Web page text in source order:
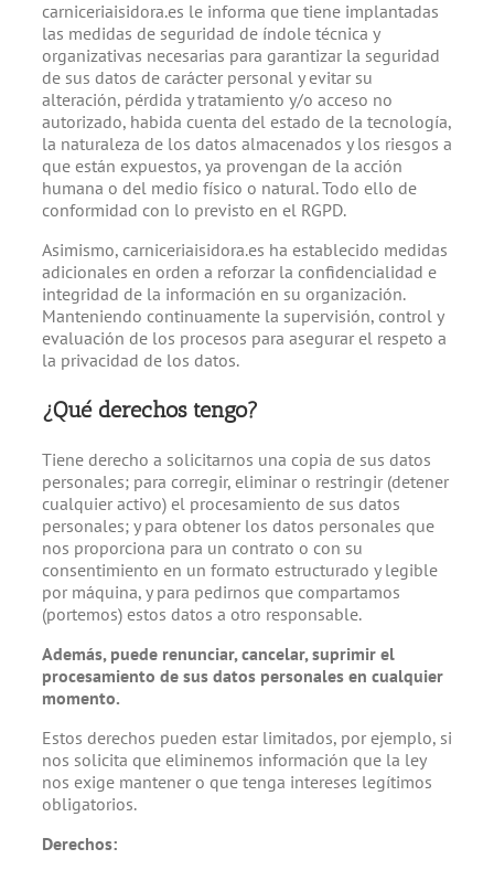
carniceriaisidora.es le informa que tiene implantadas
las medidas de seguridad de índole técnica y
organizativas necesarias para garantizar la seguridad
de sus datos de carácter personal y evitar su
alteración, pérdida y tratamiento y/o acceso no
autorizado, habida cuenta del estado de la tecnología,
la naturaleza de los datos almacenados y los riesgos a
que están expuestos, ya provengan de la acción
humana o del medio físico o natural. Todo ello de
conformidad con lo previsto en el RGPD.
Asimismo, carniceriaisidora.es ha establecido medidas
adicionales en orden a reforzar la confidencialidad e
integridad de la información en su organización.
Manteniendo continuamente la supervisión, control y
evaluación de los procesos para asegurar el respeto a
la privacidad de los datos.
¿Qué derechos tengo?
Tiene derecho a solicitarnos una copia de sus datos
personales; para corregir, eliminar o restringir (detener
cualquier activo) el procesamiento de sus datos
personales; y para obtener los datos personales que
nos proporciona para un contrato o con su
consentimiento en un formato estructurado y legible
por máquina, y para pedirnos que compartamos
(portemos) estos datos a otro responsable.
Además, puede renunciar, cancelar, suprimir el
procesamiento de sus datos personales en cualquier
momento.
Estos derechos pueden estar limitados, por ejemplo, si
nos solicita que eliminemos información que la ley
nos exige mantener o que tenga intereses legítimos
obligatorios.
Derechos: